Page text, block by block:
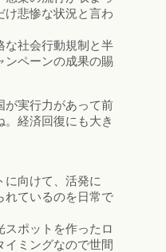
け悲惨な状況と言わ
な社会行動規制と半
ンペーンの成果の賜
が実行力があって前
経済回復にも大き
に向けて、活発に
れているのを日常で
ポットを作ったロ
イミングなので世間